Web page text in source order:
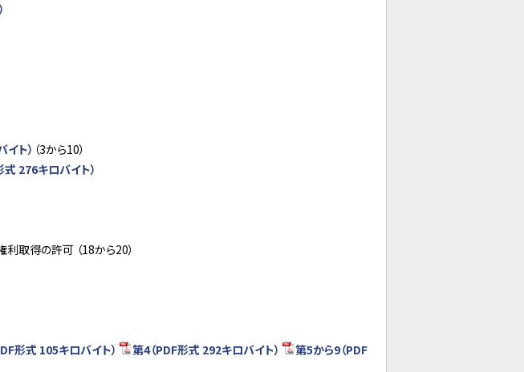
ト） （3から10）
式 276キロバイト）
取得の許可 （18から20）
形式 105キロバイト） 第4（PDF形式 292キロバイト）
第5から9（PDF